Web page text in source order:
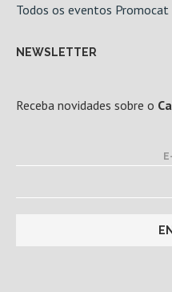
Todos os eventos Promocat
NEWSLETTER
Receba novidades sobre o